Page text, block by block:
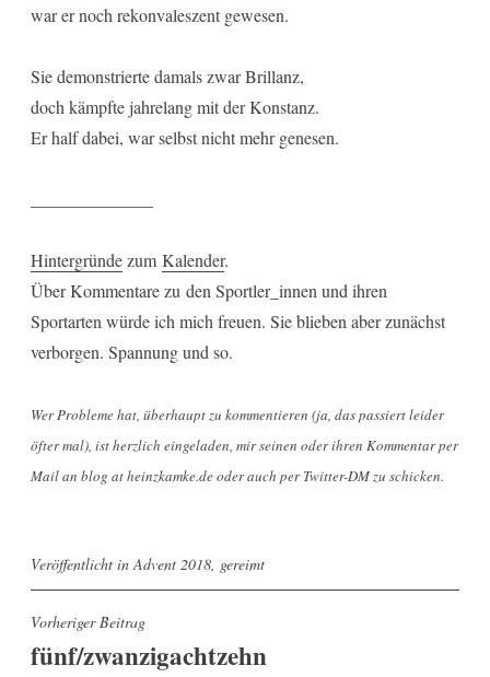
war er noch rekonvaleszent gewesen.
Sie demonstrierte damals zwar Brillanz,
doch kämpfte jahrelang mit der Konstanz.
Er half dabei, war selbst nicht mehr genesen.
Hintergründezum Kalender.
Über Kommentare zu den Sportler_innen und ihren
Sportarten würde ich mich freuen. Sie blieben aber zunächst
verborgen. Spannung und so.
Wer Probleme hat, überhaupt zu kommentieren (ja, das passiert leider
öfter mal), ist herzlich eingeladen, mir seinen oder ihren Kommentar per
Mail an blog at heinzkamke.de oder auch per Twitter-DM zu schicken.
Veröffentlicht in Advent 2018 gereimt
Beitragsnavigation
Vorheriger Beitrag
fünf/zwanzigachtzehn